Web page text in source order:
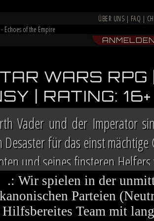
ÜBER UNS | FAQ |
WARS
| RATING:
Vader und der Imperator
Desaster für das einst
und seines finsteren
herrscht auf vielen Welten,
.: Wir spielen in der
kanonischen Parteien
Team mit